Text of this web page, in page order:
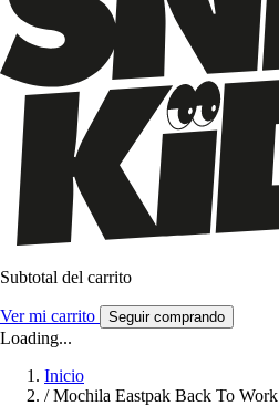
Subtotal del carrito
Ver mi carrito Seguir comprando
Loading...
Inicio
/ Mochila Eastpak Back To Work